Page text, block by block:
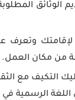
الوثائق
وتعرف
من مكان العمل.
مع
الرسمية في